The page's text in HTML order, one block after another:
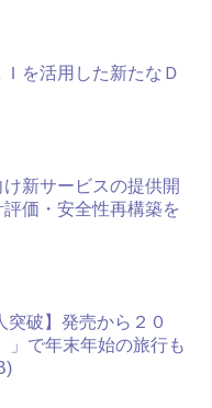
を活用した新たなＤ
け新サービスの提供開
価・安全性再構築を
突破】発売から２０
」で年末年始の旅行も